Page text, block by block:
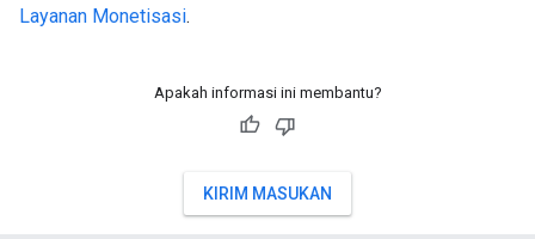
Layanan Monetisasi.
Apakah informasi ini membantu?
KIRIM MASUKAN